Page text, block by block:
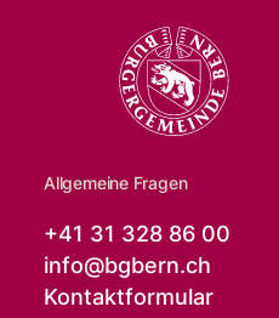
Allgemeine Fragen
+41 31 328 86 00
info@bgbern.ch
Kontaktformular